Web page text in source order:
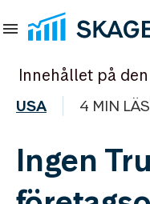
Innehållet på
USA 4 MIN
Ingen